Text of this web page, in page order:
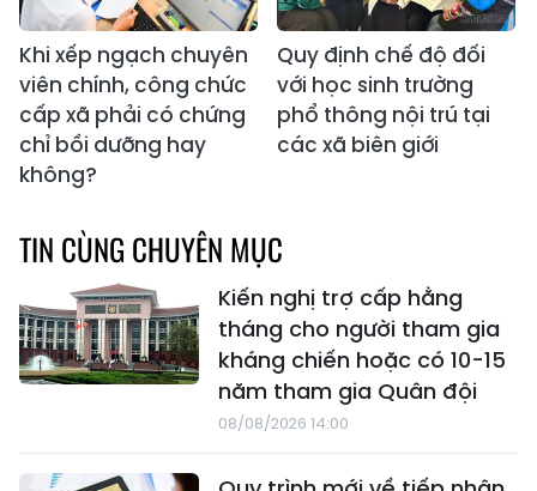
Khi xếp ngạch chuyên
viên chính, công chức
cấp xã phải có chứng
chỉ bồi dưỡng hay
không?
Quy định chế độ đối
với học sinh trường
phổ thông nội trú tại
các xã biên giới
TIN CÙNG CHUYÊN MỤC
Kiến nghị trợ cấp hằng
tháng cho người tham gia
kháng chiến hoặc có 10-15
năm tham gia Quân đội
08/08/2026 14:00